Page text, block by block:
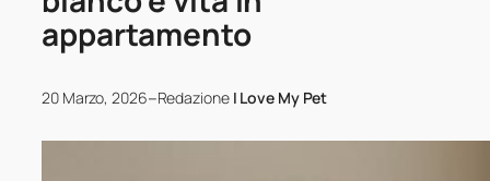
appartamento
20 Marzo, 2026–Redazione I Love My Pet